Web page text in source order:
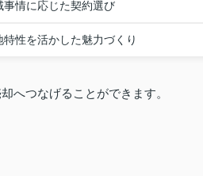
事情に応じた契約選び
特性を活かした魅力づくり
へつなげることができます。